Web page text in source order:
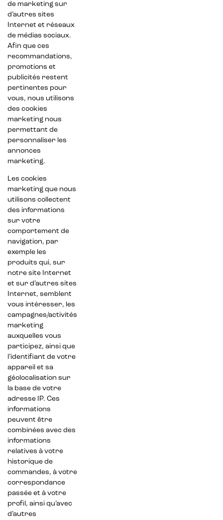
de marketing sur
d’autres sites
Internet et réseaux
de médias sociaux.
Afin que ces
recommandations,
promotions et
publicités restent
pertinentes pour
vous, nous utilisons
des cookies
marketing nous
permettant de
personnaliser les
annonces
marketing.
Les cookies
marketing que nous
utilisons collectent
des informations
sur votre
comportement de
navigation, par
exemple les
produits qui, sur
notre site Internet
et sur d’autres sites
Internet, semblent
vous intéresser, les
campagnes/activités
marketing
auxquelles vous
participez, ainsi que
l’identifiant de votre
appareil et sa
géolocalisation sur
la base de votre
adresse IP. Ces
informations
peuvent être
combinées avec des
informations
relatives à votre
historique de
commandes, à votre
correspondance
passée et à votre
profil, ainsi qu’avec
d’autres